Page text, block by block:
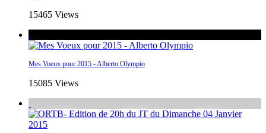
15465 Views
Mes Voeux pour 2015 - Alberto Olympio
15085 Views